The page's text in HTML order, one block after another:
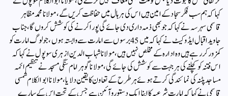
کہاکہ ہم سب فکر سجاد کے امین ہیں اس کی ہرہال میں حفاظت کریں گے، مولانا محمد مظاہر
قاسمی سہرسہ نے کہاکہ جو بھی ذمہ داری دی جائے گی پورا کرنے کی کوشش کروں گا، جناب
جاوید اقبال ایڈوکیٹ نے کہاکہ میں 45برسوں سے امارت سے وابستہ ہوں ، جو لوگ امارت کو
کمزور کررہے ہیں وہ ادارہ کے مخلص نہیں ہیں، مولانا شہاب ا لدین ازہری سوپول نے کہاکہ
اس فتنہ کو کچلنے کی ہرجہت سے کوشش کی جائے گی، مولانا گوہر امام سنگی مسجد نے تنظیم ائمہ
مساجد پٹنہ کی نمائندگی کرتے ہوئے ہرطرح کے تعاون کا یقین دلایا، مولانا ابوالکلام شمسی